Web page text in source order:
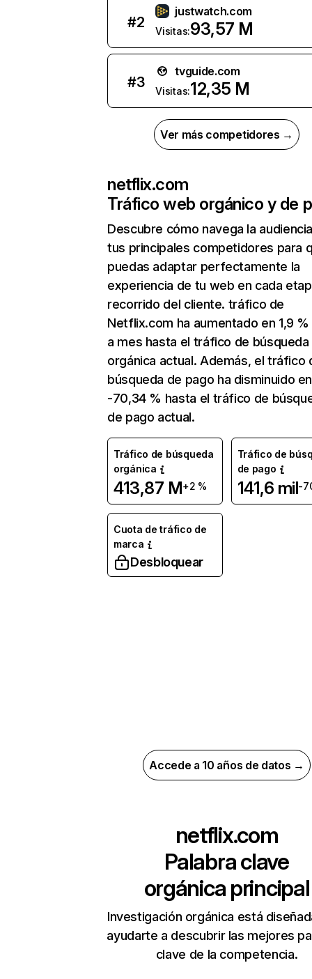
#2
justwatch.com
Visitas:93,57 M
#3
tvguide.com
Visitas:12,35 M
Ver más competidores →
netflix.com
Tráfico web orgánico y de
Descubre cómo navega la
tus principales competidores para
puedas adaptar perfectamente la
experiencia de tu web en cada
recorrido del cliente. tráfico de
Netflix.com ha aumentado en 1,9
a mes hasta el tráfico de búsqueda
orgánica actual. Además, el tráfico
búsqueda de pago ha disminuido en
-70,34 % hasta el tráfico de
de pago actual.
Tráfico de búsqueda
orgánica
413,87 M+2 %
Tráfico de
de pago
141,6 mil-
Cuota de tráfico de
marca
Desbloquear
Accede a 10 años de datos →
netflix.com
Palabra clave
orgánica principal
Investigación orgánica está
ayudarte a descubrir las mejores
clave de la competencia.